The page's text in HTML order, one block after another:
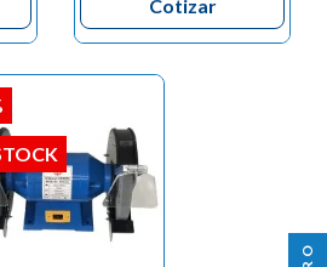
Cotizar